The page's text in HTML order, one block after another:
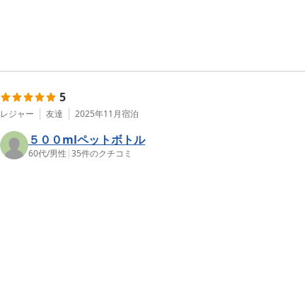
5
レジャー 友達 2025年11月宿泊
５００mlペットボトル
60代/男性 |35件のクチコミ